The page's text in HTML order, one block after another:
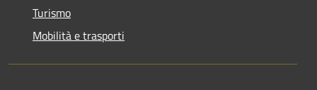
Turismo
Mobilità e trasporti